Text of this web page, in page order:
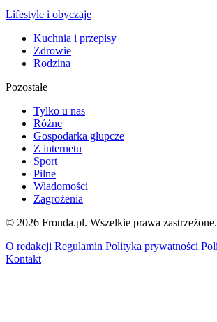
Lifestyle i obyczaje
Kuchnia i przepisy
Zdrowie
Rodzina
Pozostałe
Tylko u nas
Różne
Gospodarka głupcze
Z internetu
Sport
Pilne
Wiadomości
Zagrożenia
© 2026 Fronda.pl. Wszelkie prawa zastrzeżone.
O redakcji Regulamin Polityka prywatności
Kontakt